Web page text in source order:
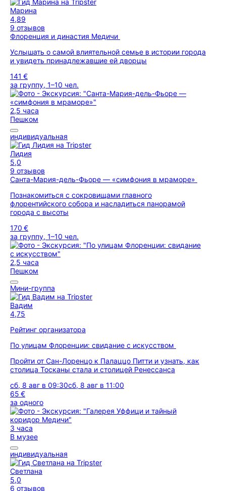
Марина
4,89
9 отзывов
Флоренция и династия Медичи
Услышать о самой влиятельной семье в истории города
и увидеть принадлежавшие ей дворцы
141 €
за группу, 1–10 чел.
2,5 часа
Пешком
индивидуальная
Лидия
5,0
9 отзывов
Санта-Мария-дель-Фьоре — «симфония в мраморе»
Познакомиться с сокровищами главного
флорентийского собора и насладиться панорамой
города с высоты
170 €
за группу, 1–10 чел.
2,5 часа
Пешком
Мини-группа
Вадим
4,75
Рейтинг организатора
По улицам Флоренции: свидание с искусством
Пройти от Сан-Лоренцо к Палаццо Питти и узнать, как
столица Тосканы стала и столицей Ренессанса
сб, 8 авг в 09:30сб, 8 авг в 11:00
65 €
за одного
3 часа
В музее
индивидуальная
Светлана
5,0
6 отзывов